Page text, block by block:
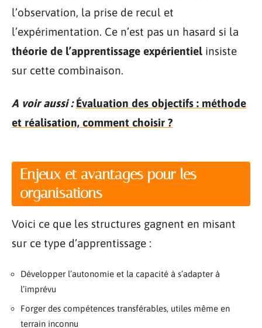
l’observation, la prise de recul et
l’expérimentation. Ce n’est pas un hasard si la
théorie de l’apprentissage expérientiel insiste
sur cette combinaison.
A voir aussi : Évaluation des objectifs : méthode
et réalisation, comment choisir ?
Enjeux et avantages pour les
organisations
Voici ce que les structures gagnent en misant
sur ce type d’apprentissage :
Développer l’autonomie et la capacité à s’adapter à
l’imprévu
Forger des compétences transférables, utiles même en
terrain inconnu